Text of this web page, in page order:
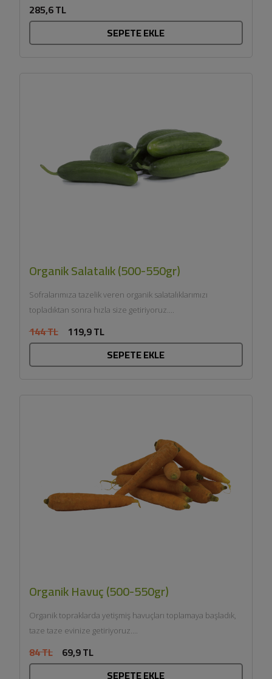
285,6 TL
SEPETE EKLE
Organik Salatalık (500-550gr)
Sofralarımıza tazelik veren organik salatalıklarımızı
topladıktan sonra hızla size getiriyoruz....
144 TL 119,9 TL
SEPETE EKLE
Organik Havuç (500-550gr)
Organik topraklarda yetişmiş havuçları toplamaya başladık,
taze taze evinize getiriyoruz....
84 TL 69,9 TL